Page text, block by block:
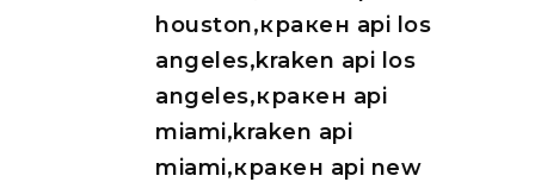
houston,кракен api los
angeles,kraken api los
angeles,кракен api
miami,kraken api
miami,кракен api new